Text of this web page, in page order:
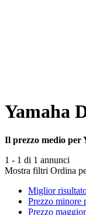
Yamaha
Il prezzo medio per
1 - 1 di 1 annunci
Mostra filtri Ordina
Miglior
Prezzo minore
Prezzo